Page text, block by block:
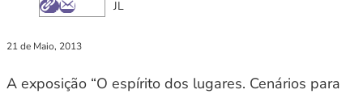
JL
21 de Maio, 2013
A exposição “O espírito dos lugares. Cenários para